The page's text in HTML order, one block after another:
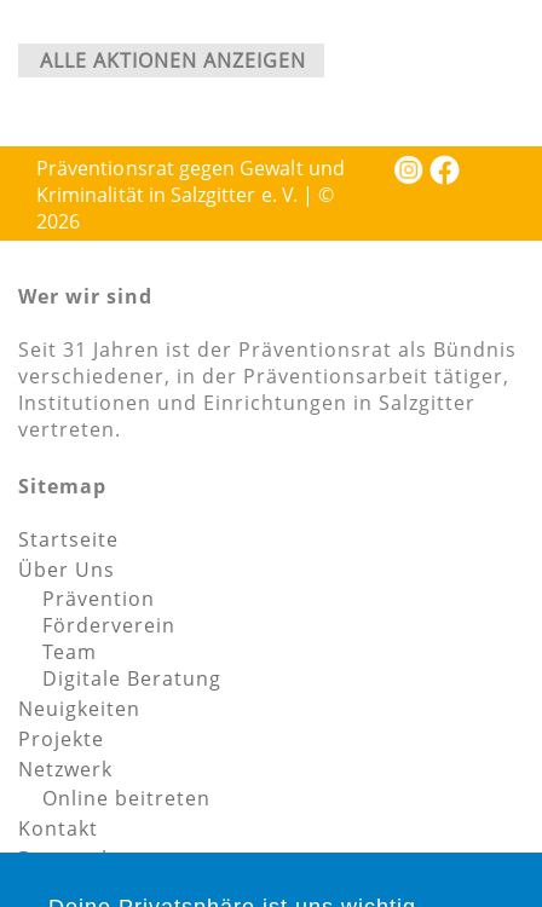
ALLE AKTIONEN ANZEIGEN
Präventionsrat gegen Gewalt und
Kriminalität in Salzgitter e. V. | ©
2026
Wer wir sind
Seit 31 Jahren ist der Präventionsrat als Bündnis
verschiedener, in der Präventionsarbeit tätiger,
Institutionen und Einrichtungen in Salzgitter
vertreten.
Sitemap
Startseite
Über Uns
Prävention
Förderverein
Team
Digitale Beratung
Neuigkeiten
Projekte
Netzwerk
Online beitreten
Kontakt
Datenschutz